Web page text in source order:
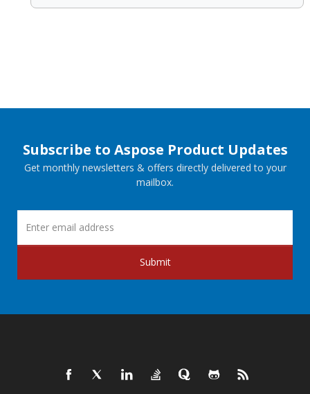
Subscribe to Aspose Product Updates
Get monthly newsletters & offers directly delivered to your
mailbox.
Submit